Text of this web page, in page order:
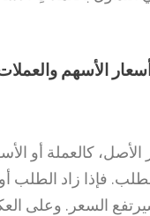
أسعار الأسهم
كالعملة أو
فإذا زاد الطلب
السعر. وعلى